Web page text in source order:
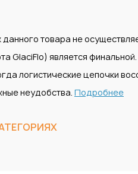
товара не
GlaciFlo) является финальной.
логистические цепочки
неудобства. Подробнее